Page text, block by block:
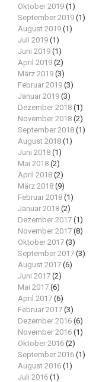
Oktober 2019 (1)
September 2019 (1)
August 2019 (1)
Juli 2019 (1)
Juni 2019 (1)
April 2019 (2)
März 2019 (3)
Februar 2019 (3)
Januar 2019 (3)
Dezember 2018 (1)
November 2018 (2)
September 2018 (1)
August 2018 (1)
Juni 2018 (1)
Mai 2018 (2)
April 2018 (2)
März 2018 (9)
Februar 2018 (1)
Januar 2018 (2)
Dezember 2017 (1)
November 2017 (8)
Oktober 2017 (3)
September 2017 (3)
August 2017 (6)
Juni 2017 (2)
Mai 2017 (6)
April 2017 (6)
Februar 2017 (3)
Dezember 2016 (6)
November 2016 (1)
Oktober 2016 (2)
September 2016 (1)
August 2016 (1)
Juli 2016 (1)